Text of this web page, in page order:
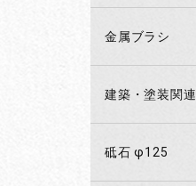
金属ブラシ
建築・塗装関連
砥石 φ125